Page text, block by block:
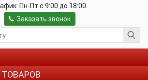
Пн-Пт c 9:00 до 18:00
Заказать звонок